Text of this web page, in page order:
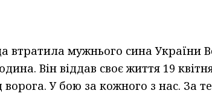
втратила мужнього сина України
Він віддав своє життя 19
ворога. У бою за кожного з нас. За